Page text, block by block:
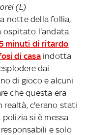
(L)
notte della follia,
ospitato l'andata
minuti di ritardo
di casaindotta
dai
di gioco e alcuni
che questa era
realtà, c'erano stati
si è messa
e solo